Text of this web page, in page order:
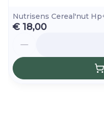
Nutrisens Cereal'nut
€ 18,00